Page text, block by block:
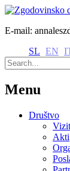
E-mail:
SL EN
Menu
Društvo
Akti